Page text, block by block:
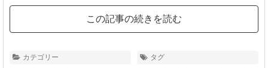
この記事の続きを読む
カテゴリー タグ